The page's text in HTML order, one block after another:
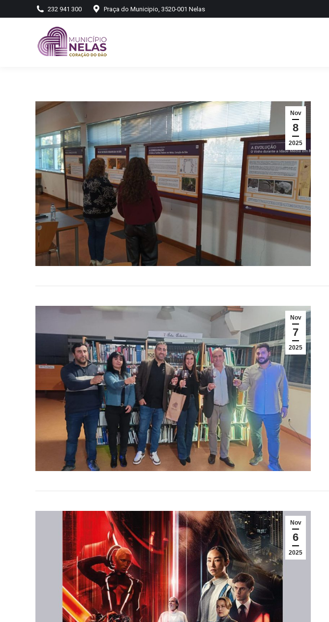
232 941 300 Praça do Municipio, 3520-001 Nelas
Nov
8
2025
Nov
7
2025
Nov
6
2025